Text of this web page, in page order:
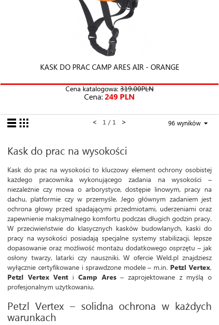
KASK DO PRAC CAMP ARES AIR - ORANGE
Cena katalogowa: 319.00PLN
Cena:249 PLN
< 1 / 1 > 96 wyników
Kask do prac na wysokości
Kask do prac na wysokości to kluczowy element ochrony osobistej
każdego pracownika wykonującego zadania na wysokości –
niezależnie czy mowa o arborystyce, dostępie linowym, pracy na
dachu, platformie czy w przemyśle. Jego głównym zadaniem jest
ochrona głowy przed spadającymi przedmiotami, uderzeniami oraz
zapewnienie maksymalnego komfortu podczas długich godzin pracy.
W przeciwieństwie do klasycznych kasków budowlanych, kaski do
pracy na wysokości posiadają specjalne systemy stabilizacji, lepsze
dopasowanie oraz możliwość montażu dodatkowego osprzętu – jak
osłony twarzy, latarki czy nauszniki. W ofercie Weld.pl znajdziesz
wyłącznie certyfikowane i sprawdzone modele – m.in. Petzl Vertex,
Petzl Vertex Venti Camp Ares– zaprojektowane z myślą o
profesjonalnym użytkowaniu.
Petzl Vertex – solidna ochrona w każdych
warunkach